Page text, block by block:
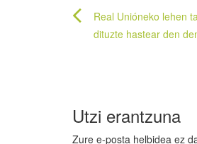
Bidalketetan
zehar
Real Unióneko lehen
dituzte hastear den
Utzi erantzuna
Zure e-posta helbidea ez